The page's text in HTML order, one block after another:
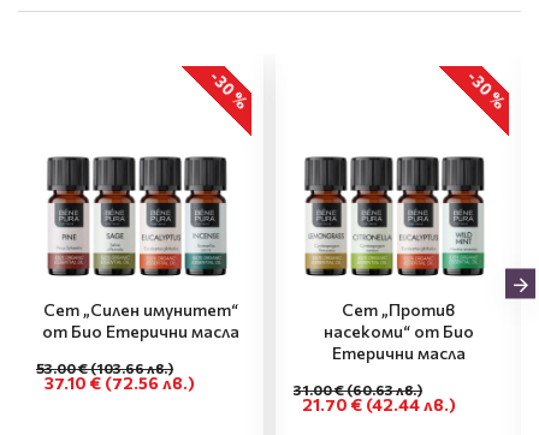
-30 %
Сет „Силен имунитет“
от Био Етерични масла
37.10 € (72.56 лв.)
53.00 €(103.66 лв.)
-30 %
Сет „Против
насекоми“ от Био
Етерични масла
21.70 € (42.44 лв.)
31.00 €(60.63 лв.)